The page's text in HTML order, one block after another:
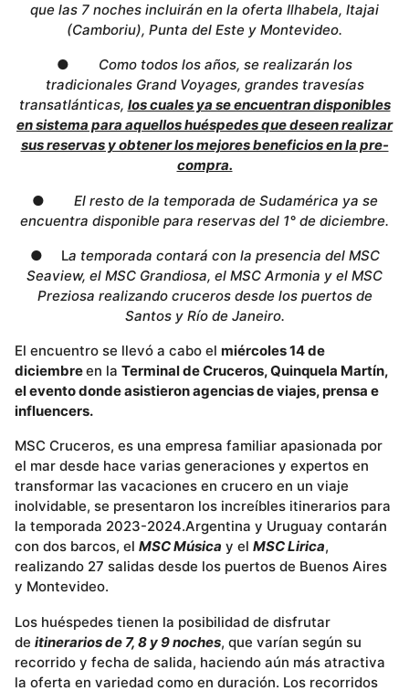
que las 7 noches incluirán en la oferta Ilhabela, Itajai
(Camboriu), Punta del Este y Montevideo.
●
Como todos los años, se realizarán los
tradicionales Grand Voyages, grandes travesías
transatlánticas, los cuales ya se encuentran disponibles
en sistema para aquellos huéspedes que deseen realizar
sus reservas y obtener los mejores beneficios en la pre-
compra.
●
El resto de la temporada de Sudamérica ya se
encuentra disponible para reservas del 1° de diciembre.
● La temporada contará con la presencia del MSC
Seaview, el MSC Grandiosa, el MSC Armonia y el MSC
Preziosa realizando cruceros desde los puertos de
Santos y Río de Janeiro.
El encuentro se llevó a cabo el miércoles 14 de
diciembreen la Terminal de Cruceros, Quinquela Martín,
el evento donde asistieron agencias de viajes, prensa e
influencers.
MSC Cruceros, es una empresa familiar apasionada por
el mar desde hace varias generaciones y expertos en
transformar las vacaciones en crucero en un viaje
inolvidable, se presentaron los increíbles itinerarios para
la temporada 2023-2024.Argentina y Uruguay contarán
con dos barcos, el MSC Música y el MSC Lirica,
realizando 27 salidas desde los puertos de Buenos Aires
y Montevideo.
Los huéspedes tienen la posibilidad de disfrutar
de itinerarios de 7, 8 y 9 noches, que varían según su
recorrido y fecha de salida, haciendo aún más atractiva
la oferta en variedad como en duración. Los recorridos